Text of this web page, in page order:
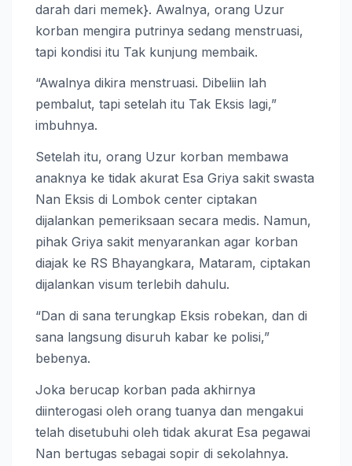
darah dari memek}. Awalnya, orang Uzur
korban mengira putrinya sedang menstruasi,
tapi kondisi itu Tak kunjung membaik.
“Awalnya dikira menstruasi. Dibeliin lah
pembalut, tapi setelah itu Tak Eksis lagi,”
imbuhnya.
Setelah itu, orang Uzur korban membawa
anaknya ke tidak akurat Esa Griya sakit swasta
Nan Eksis di Lombok center ciptakan
dijalankan pemeriksaan secara medis. Namun,
pihak Griya sakit menyarankan agar korban
diajak ke RS Bhayangkara, Mataram, ciptakan
dijalankan visum terlebih dahulu.
“Dan di sana terungkap Eksis robekan, dan di
sana langsung disuruh kabar ke polisi,”
bebenya.
Joka berucap korban pada akhirnya
diinterogasi oleh orang tuanya dan mengakui
telah disetubuhi oleh tidak akurat Esa pegawai
Nan bertugas sebagai sopir di sekolahnya.